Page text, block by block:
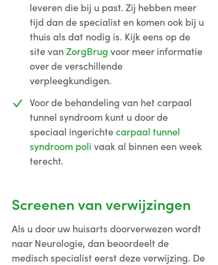
leveren die bij u past. Zij hebben meer
tijd dan de specialist en komen ook bij u
thuis als dat nodig is. Kijk eens op de
site van ZorgBrug voor meer informatie
over de verschillende
verpleegkundigen.
Voor de behandeling van het carpaal
tunnel syndroom kunt u door de
speciaal ingerichte carpaal tunnel
syndroom poli vaak al binnen een week
terecht.
Screenen van verwijzingen
Als u door uw huisarts doorverwezen wordt
naar Neurologie, dan beoordeelt de
medisch specialist eerst deze verwijzing. De